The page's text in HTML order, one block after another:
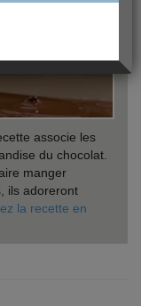
associe les
du chocolat.
manger
ils adoreront
la recette en